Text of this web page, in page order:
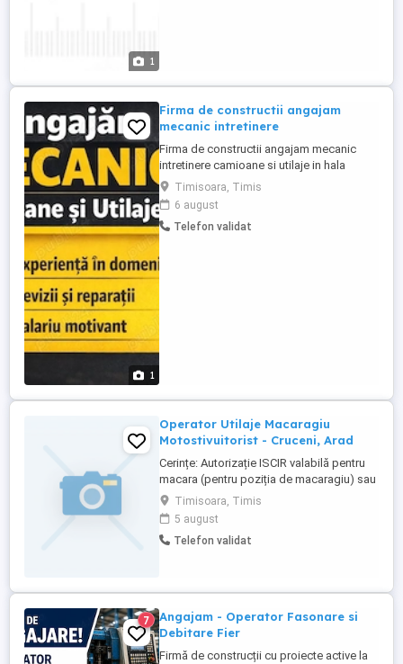
1
1
Firma de constructii angajam
mecanic intretinere
Firma de constructii angajam mecanic
intretinere camioane si utilaje in hala
incalzita si climatizata. Oferim cazare
gratuit in Timisoara, transport gratuit si
salariu competitiv.
Timisoara, Timis
6 august
Telefon validat
Operator Utilaje Macaragiu
Motostivuitorist - Cruceni, Arad
Cerințe: Autorizație ISCIR valabilă pentru
macara (pentru poziția de macaragiu) sau
pentru motostivuitor (pentru poziția de
motostivuitorist) Experiență anterioară în
operarea utilajului constituie avantaj
Cunoștințe de bază privind normele de
Timisoara, Timis
5 august
Telefon validat
7
Angajam - Operator Fasonare si
Debitare Fier
Firmă de construcții cu proiecte active la